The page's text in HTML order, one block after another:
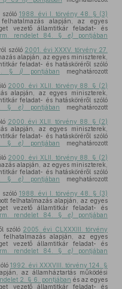
1988. évi I. törvény 48. § (3)
alapján, az egyes
vezető államtitkár feladat- és
rendelet 84. § e) pontjában
szóló 2001. évi XXXV. törvény 27.
alapján, az egyes miniszterek,
feladat- és hatásköréről szóló
§j) pontjában meghatározott
2000. évi XLII. törvény 88. § (2)
alapján, az egyes miniszterek,
feladat- és hatásköréről szóló
§e) pontjában meghatározott
2000. évi XLII. törvény 88. § (2)
alapján, az egyes miniszterek,
feladat- és hatásköréről szóló
§e) pontjában meghatározott
2000. évi XLII. törvény 88. § (2)
alapján, az egyes miniszterek,
feladat- és hatásköréről szóló
§e) pontjában meghatározott
1988. évi I. törvény 48. § (3)
felhatalmazás alapján, az egyes
vezető államtitkár feladat- és
rendelet 84. § e) pontjában
szóló 2005. évi CLXXXIII. törvény
felhatalmazás alapján, az egyes
vezető államtitkár feladat- és
rendelet 84. § e) pontjában
1992. évi XXXVIII. törvény 124. §
az államháztartás működési
2. § 6. pontjában és az egyes
vezető államtitkár feladat- és